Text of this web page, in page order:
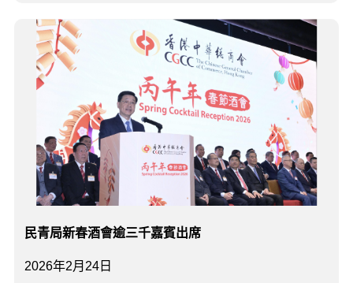
2026年2月24日
民青局新春酒會逾三千嘉賓出席